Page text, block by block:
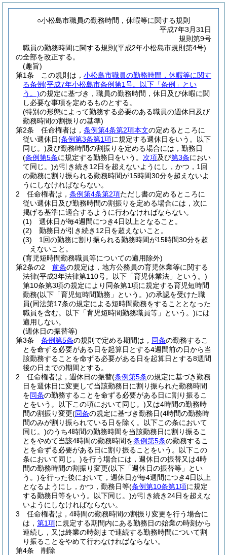
○小松島市職員の勤務時間，休暇等に関する規則
平成7年3月31日
規則第9号
職員の勤務時間に関する規則(平成2年小松島市規則第4号)
の全部を改正する。
(趣旨)
第1条
この規則は， 小松島市職員の勤務時間，休暇等に関す
る条例(平成7年小松島市条例第1号。以下「条例」とい
う。)の規定に基づき，職員の勤務時間，休日及び休暇に関
し必要な事項を定めるものとする。
(特別の形態によって勤務する必要のある職員の週休日及び
勤務時間の割振りの基準)
第2条
任命権者は， 条例第4条第2項本文の定めるところに
従い週休日(条例第3条第1項に規定する週休日をいう。以下
同じ。)及び勤務時間の割振りを定める場合には，勤務日
(条例第5条に規定する勤務日をいう。 次項及び第3条におい
て同じ。)が引き続き12日を超えないようにし，かつ，1回
の勤務に割り振られる勤務時間が15時間30分を超えないよ
うにしなければならない。
2
任命権者は， 条例第4条第2項ただし書の定めるところに
従い週休日及び勤務時間の割振りを定める場合には，次に
掲げる基準に適合するように行わなければならない。
(1)
週休日が毎4週間につき4日以上となること。
(2)
勤務日が引き続き12日を超えないこと。
(3)
1回の勤務に割り振られる勤務時間が15時間30分を超
えないこと。
(育児短時間勤務職員等についての適用除外)
第2条の2
前条の規定は，地方公務員の育児休業等に関する
法律(平成3年法律第110号。以下「育児休業法」という。)
第10条第3項の規定により同条第1項に規定する育児短時間
勤務(以下「育児短時間勤務」という。)の承認を受けた職
員(同法第17条の規定による短時間勤務をすることとなった
職員を含む。以下「育児短時間勤務職員等」という。)には
適用しない。
(週休日の振替等)
第3条
条例第5条の規則で定める期間は， 同条の勤務するこ
とを命ずる必要がある日を起算日とする4週間前の日から当
該勤務することを命ずる必要がある日を起算日とする8週間
後の日までの期間とする。
2
任命権者は，週休日の振替(条例第5条の規定に基づき勤務
日を週休日に変更して当該勤務日に割り振られた勤務時間
を同条の勤務することを命ずる必要がある日に割り振るこ
とをいう。以下この項において同じ。)又は4時間の勤務時
間の割振り変更(同条の規定に基づき勤務日(4時間の勤務時
間のみが割り振られている日を除く。以下この条において
同じ。)のうち4時間の勤務時間を当該勤務日に割り振るこ
とをやめて当該4時間の勤務時間を条例第5条の勤務するこ
とを命ずる必要がある日に割り振ることをいう。以下この
条において同じ。)を行う場合には，週休日の振替又は4時
間の勤務時間の割振り変更(以下「週休日の振替等」とい
う。)を行った後において，週休日が毎4週間につき4日以上
となるようにし，かつ，勤務日等(条例第10条第1項に規定
する勤務日等をいう。以下同じ。)が引き続き24日を超えな
いようにしなければならない。
3
任命権者は，4時間の勤務時間の割振り変更を行う場合に
は， 第1項に規定する期間内にある勤務日の始業の時刻から
連続し，又は終業の時刻まで連続する勤務時間について割
り振ることをやめて行わなければならない。
第4条
削除